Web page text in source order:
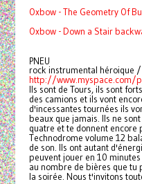
Oxbow - The Geometry Of
Oxbow - Down a Stair
PNEU
rock instrumental héroique /
http://www.myspace.com/
Ils sont de Tours, ils sont
des camions et ils vont
d'incessantes tournées ils
beaux que jamais. Ils ne
quatre et te donnent encore
Technodrome volume 12
de son. Ils ont autant
peuvent jouer en 10
au nombre de bières que
la soirée. Nous t'invitons